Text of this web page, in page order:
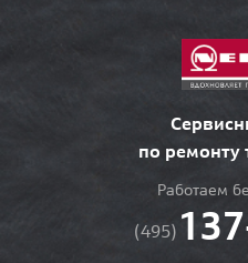
по ремонту
Работаем
(495)